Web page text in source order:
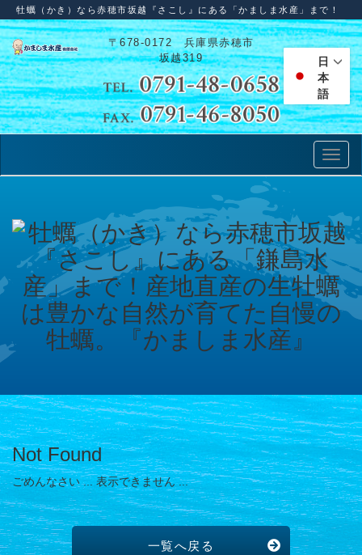
牡蠣（かき）なら赤穂市坂越『さこし』にある「かましま水産」まで！
〒678-0172 兵庫県赤穂市
坂越319
日
本
語
Not Found
ごめんなさい ... 表示できません ...
一覧へ戻る